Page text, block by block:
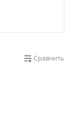
Сравнить